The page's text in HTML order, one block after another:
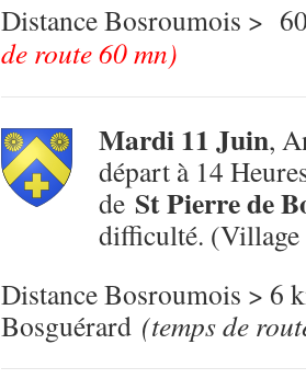
Distance Bosroumois >
de route 60 mn)
Mardi 11 Juin,
départ à 14
de St Pierre de
difficulté. (Village
Distance Bosroumois > 6
Bosguérard (temps de